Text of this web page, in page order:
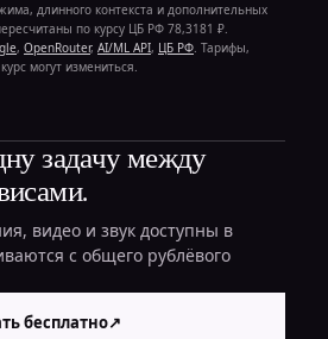
длинного контекста и дополнительных
по курсу ЦБ РФ 78,3181 ₽.
, OpenRouter, AI/ML API, ЦБ РФ. Тарифы,
могут измениться.
задачу между
видео и звук доступны в
с общего рублёвого
бесплатно↗